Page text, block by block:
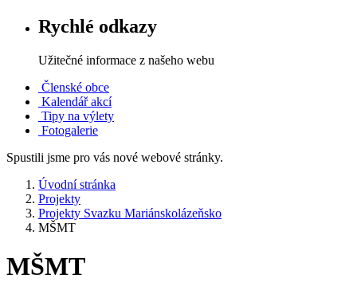
Rychlé odkazy
Užitečné informace z našeho webu
Členské obce
Kalendář akcí
Tipy na výlety
Fotogalerie
Spustili jsme pro vás nové webové stránky.
Úvodní stránka
Projekty
Projekty Svazku Mariánskolázeňsko
MŠMT
MŠMT